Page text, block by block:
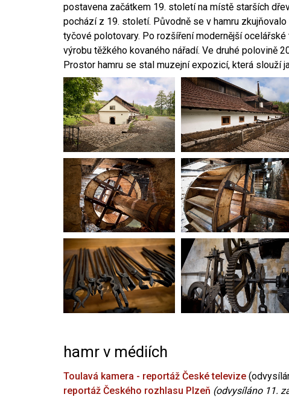
postavena začátkem 19. století na místě starších
pochází z 19. století. Původně se v hamru
tyčové polotovary. Po rozšíření modernější
výrobu těžkého kovaného nářadí. Ve druhé polovině
Prostor hamru se stal muzejní expozicí, která slouží
hamr v médiích
Toulavá kamera - reportáž České televize
reportáž Českého rozhlasu Plzeň (odvysíláno 11.